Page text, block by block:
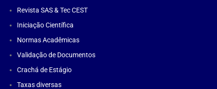
Revista SAS & Tec CEST
Iniciação Científica
Normas Acadêmicas
Validação de Documentos
Crachá de Estágio
Taxas diversas